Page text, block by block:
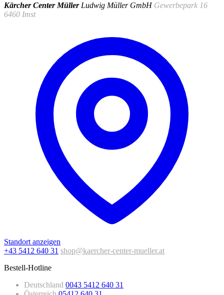
Kärcher Center Müller Ludwig Müller GmbH Gewerbepark 16
6460 Imst
Standort anzeigen
+43 5412 640 31 shop@kaercher-center-mueller.at
Bestell-Hotline
Deutschland 0043 5412 640 31